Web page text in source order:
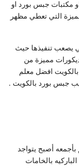
مكتبات جبس بورد او
التي تعطي مظهر
يصعب تنفيذها حيث
مميزة من
افضل معلم
جبس بورد بالكويت .
أصبح يتواجد
بالخامات